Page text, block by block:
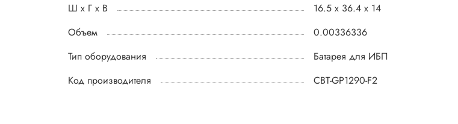
Ш х Г х В
16.5 x 36.4 x 14
Объем
0.00336336
Тип оборудования
Батарея для ИБП
Код производителя
CBT-GP1290-F2